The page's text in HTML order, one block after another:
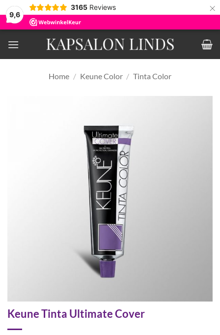
9,6
3165 Reviews ×
naar
inhoud
Home / Keune Color / Tinta Color
Keune Tinta Ultimate Cover